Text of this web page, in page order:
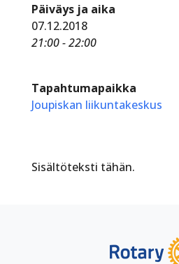
Päiväys ja aika
07.12.2018
21:00 - 22:00
Tapahtumapaikka
Joupiskan liikuntakeskus
Sisältöteksti tähän.